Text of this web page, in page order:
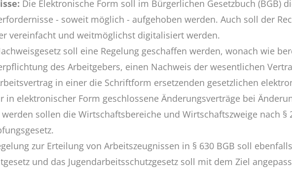
Die Elektronische Form soll im Bürgerlichen Gesetzbuch (BGB)
- soweit möglich - aufgehoben werden. Auch soll der
vereinfacht und weitmöglichst digitalisiert werden.
soll eine Regelung geschaffen werden, wonach wie
des Arbeitgebers, einen Nachweis der wesentlichen
in einer die Schriftform ersetzenden gesetzlichen
in elektronischer Form geschlossene Änderungsverträge bei
sollen die Wirtschaftsbereiche und Wirtschaftszweige nach §
zur Erteilung von Arbeitszeugnissen in § 630 BGB soll
und das Jugendarbeitsschutzgesetz soll mit dem Ziel